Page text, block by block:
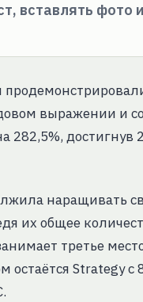
вставлять фото
выражении и
282,5%, достигнув
наращивать
их общее
третье
Strategy с